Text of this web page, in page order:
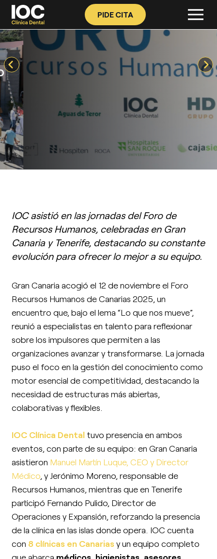
PIDE CITA
IOC asistió en las jornadas del Foro de
Recursos Humanos, celebradas en Gran
Canaria y Tenerife, destacando su constante
evolución para ofrecer lo mejor a su equipo.
Gran Canaria acogió el 12 de noviembre el Foro
Recursos Humanos de Canarias 2025, un
encuentro que, bajo el lema “Lo que nos mueve”,
reunió a especialistas en talento para reflexionar
sobre los impulsores que permiten a las
organizaciones avanzar y transformarse. La jornada
puso el foco en la gestión del conocimiento como
motor esencial de competitividad, destacando la
necesidad de estructuras más abiertas,
colaborativas y flexibles.
IOC Clínica Dental tuvo presencia en ambos
eventos, con parte de su equipo: en Gran Canaria
asistieron Manuel Martín Luque, CEO y Director
Médico, y Jerónimo Moreno, responsable de
Recursos Humanos, mientras que en Tenerife
participó Fernando Pulido, Director de
Operaciones y Expansión, reforzando la presencia
de la clínica en las islas donde opera. IOC cuenta
con 8 clínicas en Canariasy un equipo completo